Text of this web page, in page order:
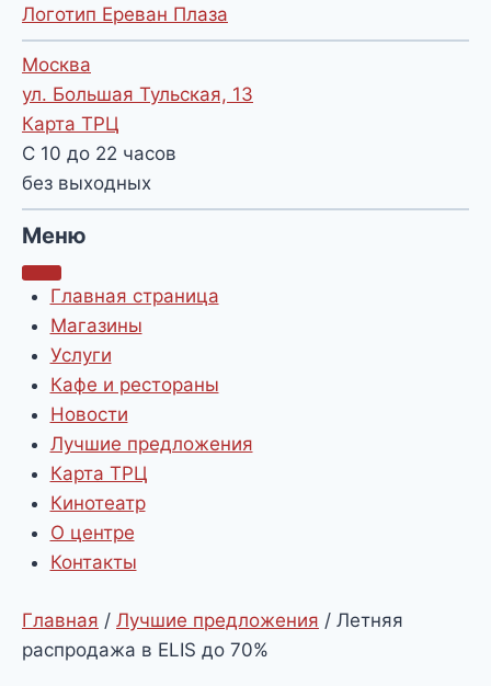
Логотип Ереван Плаза
Москва
ул. Большая Тульская, 13
Карта ТРЦ
С 10 до 22 часов
без выходных
Меню
Главная страница
Магазины
Услуги
Кафе и рестораны
Новости
Лучшие предложения
Карта ТРЦ
Кинотеатр
О центре
Контакты
Главная / Лучшие предложения / Летняя
распродажа в ELIS до 70%